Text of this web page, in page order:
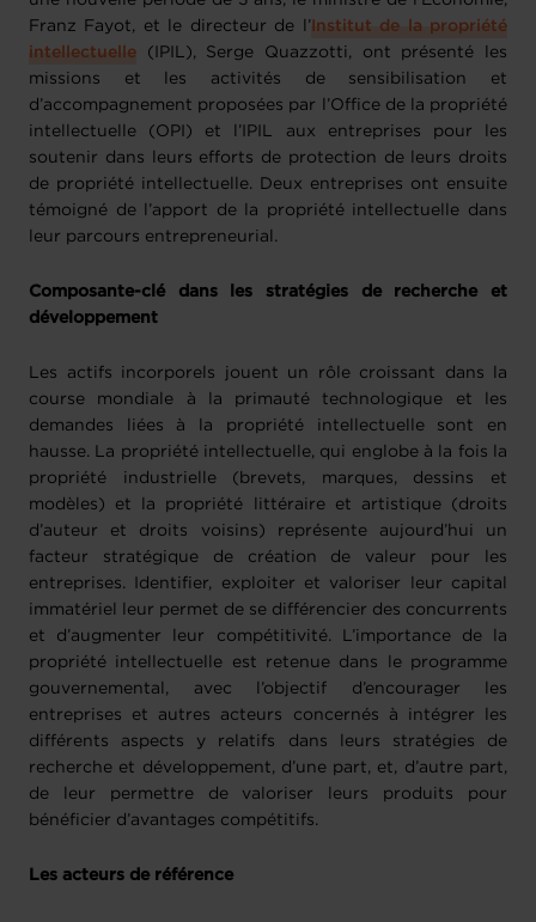
Franz Fayot, et le directeur de l’Institut de la propriété
intellectuelle (IPIL), Serge Quazzotti, ont présenté les
missions et les activités de sensibilisation et
d’accompagnement proposées par l’Office de la propriété
intellectuelle (OPI) et l’IPIL aux entreprises pour les
soutenir dans leurs efforts de protection de leurs droits
de propriété intellectuelle. Deux entreprises ont ensuite
témoigné de l’apport de la propriété intellectuelle dans
leur parcours entrepreneurial.
Composante-clé dans les stratégies de recherche et
développement
Les actifs incorporels jouent un rôle croissant dans la
course mondiale à la primauté technologique et les
demandes liées à la propriété intellectuelle sont en
hausse. La propriété intellectuelle, qui englobe à la fois la
propriété industrielle (brevets, marques, dessins et
modèles) et la propriété littéraire et artistique (droits
d’auteur et droits voisins) représente aujourd’hui un
facteur stratégique de création de valeur pour les
entreprises. Identifier, exploiter et valoriser leur capital
immatériel leur permet de se différencier des concurrents
et d’augmenter leur compétitivité. L’importance de la
propriété intellectuelle est retenue dans le programme
gouvernemental, avec l’objectif d’encourager les
entreprises et autres acteurs concernés à intégrer les
différents aspects y relatifs dans leurs stratégies de
recherche et développement, d’une part, et, d’autre part,
de leur permettre de valoriser leurs produits pour
bénéficier d’avantages compétitifs.
Les acteurs de référence